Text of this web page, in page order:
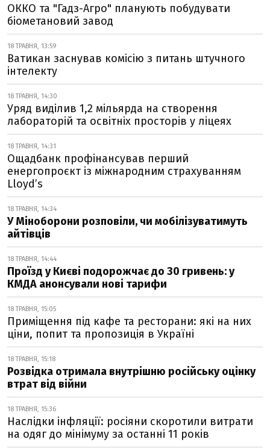
ОККО та "Гадз-Агро" планують побудувати
біометановий завод
18 ТРАВНЯ, 13:59
Ватикан заснував комісію з питань штучного
інтелекту
18 ТРАВНЯ, 14:30
Уряд виділив 1,2 мільярда на створення
лабораторій та освітніх просторів у ліцеях
18 ТРАВНЯ, 14:31
Ощадбанк профінансував перший
енергопроєкт із міжнародним страхуванням
Lloyd’s
18 ТРАВНЯ, 14:34
У Міноборони розповіли, чи мобілізуватимуть
айтівців
18 ТРАВНЯ, 14:44
Проїзд у Києві подорожчає до 30 гривень: у
КМДА анонсували нові тарифи
18 ТРАВНЯ, 15:05
Приміщення під кафе та ресторани: які на них
ціни, попит та пропозиція в Україні
18 ТРАВНЯ, 15:18
Розвідка отримала внутрішню російську оцінку
втрат від війни
18 ТРАВНЯ, 15:36
Наслідки інфляції: росіяни скоротили витрати
на одяг до мінімуму за останні 11 років